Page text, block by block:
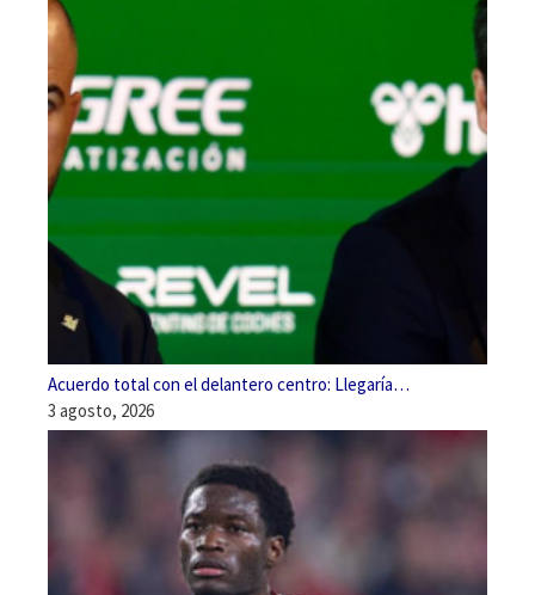
Acuerdo total con el delantero centro: Llegaría…
3 agosto, 2026